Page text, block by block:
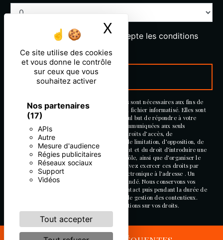
Ce site utilise des cookies
et vous donne le contrôle
sur ceux que vous
souhaitez activer
Nos partenaires
(17)
APIs
Autre
Mesure d'audience
Régies publicitaires
Réseaux sociaux
Support
Vidéos
Tout accepter
X Masquer le
En cochant cette case, j'accepte les conditions
particulières ci-dessous **
ENVOYER
** Les données personnelles communiquées sont nécessaires aux fins de
vous contacter et sont enregistrées dans un fichier informatisé. Elles sont
destinées à et ses sous-traitants dans le seul but de répondre à votre
message. Les données collectées seront communiquées aux seuls
destinataires suivants: . Vous disposez de droits d’accès, de
rectification, d’effacement, de portabilité, de limitation, d’opposition, de
retrait de votre consentement à tout moment et du droit d’introduire une
réclamation auprès d’une autorité de contrôle, ainsi que d’organiser le
sort de vos données post-mortem. Vous pouvez exercer ces droits par
voie postale à l'adresse ou par courrier électronique à l'adresse . Un
justificatif d'identité pourra vous être demandé. Nous conservons vos
données pendant la période de prise de contact puis pendant la durée de
prescription légale aux fins probatoires et de gestion des contentieux.
Consultez le site cnil.fr pour plus d’informations sur vos droits.